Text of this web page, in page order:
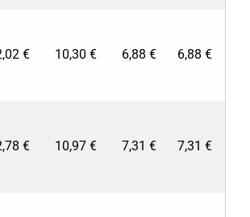
€ 10,30 € 6,88 € 6,88 €
€ 10,97 € 7,31 € 7,31 €